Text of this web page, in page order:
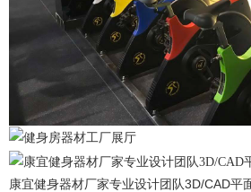
康宜健身器材厂家专业设计团队3D/CAD平